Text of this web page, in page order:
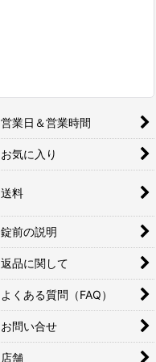
営業日＆営業時間
お気に入り
送料
錠前の説明
返品に関して
よくある質問（FAQ）
お問い合せ
店舗